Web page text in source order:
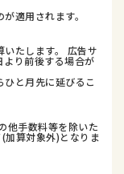
適用されます。
たします。 広告サ
より前後する場合が
と月先に延びるこ
他手数料等を除いた
算対象外)となりま